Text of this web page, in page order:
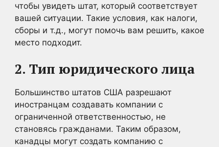
чтобы увидеть штат, который соответствует
вашей ситуации. Такие условия, как налоги,
сборы и т.д., могут помочь вам решить, какое
место подходит.
2. Тип юридического лица
Большинство штатов США разрешают
иностранцам создавать компании с
ограниченной ответственностью, не
становясь гражданами. Таким образом,
канадцы могут создать компанию с